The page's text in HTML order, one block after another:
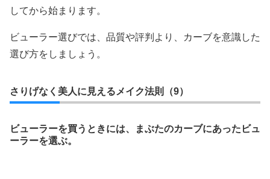
してから始まります。
ビューラー選びでは、品質や評判より、カーブを意識した
選び方をしましょう。
さりげなく美人に見えるメイク法則（9）
ビューラーを買うときには、まぶたのカーブにあったビュ
ーラーを選ぶ。